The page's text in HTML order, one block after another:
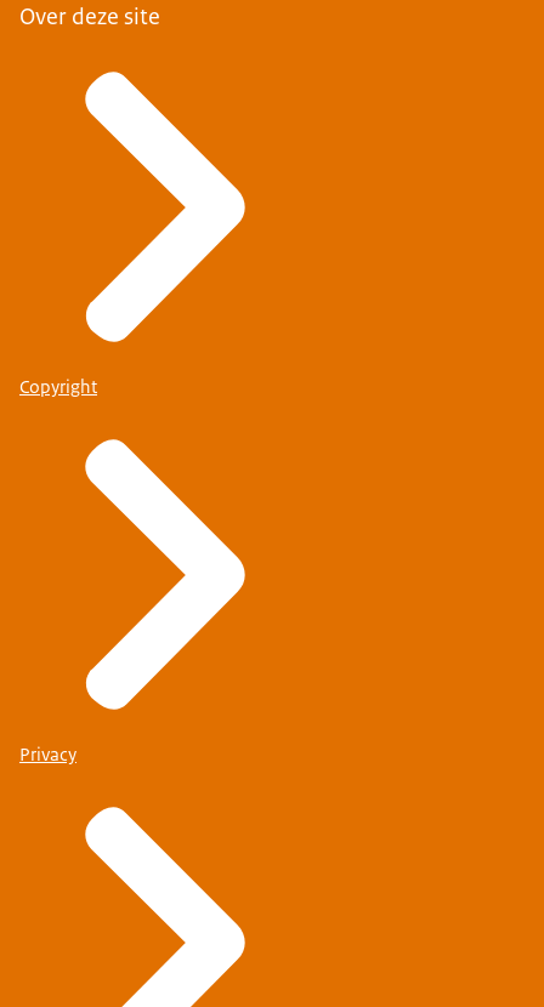
Over deze site
Copyright
Privacy